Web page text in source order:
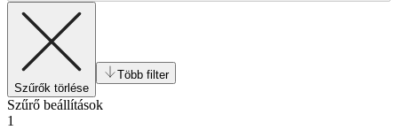
Szűrők törlése
Több filter
Szűrő beállítások
1